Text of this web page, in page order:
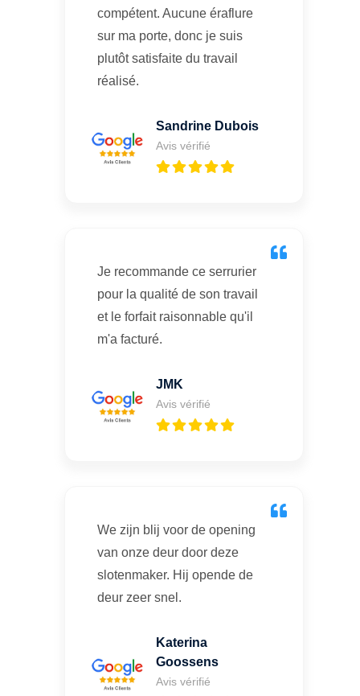
compétent. Aucune éraflure
sur ma porte, donc je suis
plutôt satisfaite du travail
réalisé.
Sandrine Dubois
Avis vérifié
Je recommande ce serrurier
pour la qualité de son travail
et le forfait raisonnable qu'il
m'a facturé.
JMK
Avis vérifié
We zijn blij voor de opening
van onze deur door deze
slotenmaker. Hij opende de
deur zeer snel.
Katerina
Goossens
Avis vérifié